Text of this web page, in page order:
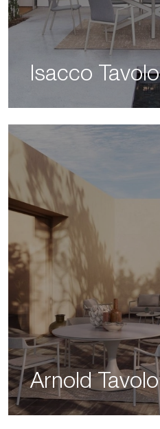
Isacco Tavolo
Arnold Tavolo